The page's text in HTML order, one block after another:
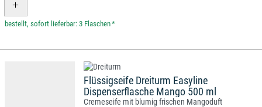
*
Flüssigseife Dreiturm Easyline
Dispenserflasche Mango 500 ml
Cremeseife mit blumig frischen Mangoduft